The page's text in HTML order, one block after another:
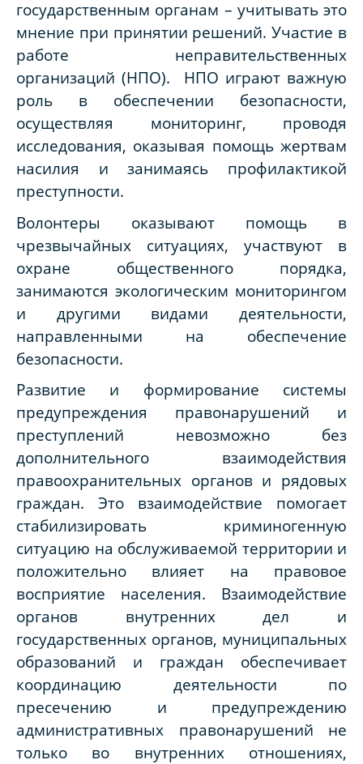
государственным органам – учитывать это
мнение при принятии решений. Участие в
работе неправительственных
организаций (НПО). НПО играют важную
роль в обеспечении безопасности,
осуществляя мониторинг, проводя
исследования, оказывая помощь жертвам
насилия и занимаясь профилактикой
преступности.
Волонтеры оказывают помощь в
чрезвычайных ситуациях, участвуют в
охране общественного порядка,
занимаются экологическим мониторингом
и другими видами деятельности,
направленными на обеспечение
безопасности.
Развитие и формирование системы
предупреждения правонарушений и
преступлений невозможно без
дополнительного взаимодействия
правоохранительных органов и рядовых
граждан. Это взаимодействие помогает
стабилизировать криминогенную
ситуацию на обслуживаемой территории и
положительно влияет на правовое
восприятие населения. Взаимодействие
органов внутренних дел и
государственных органов, муниципальных
образований и граждан обеспечивает
координацию деятельности по
пресечению и предупреждению
административных правонарушений не
только во внутренних отношениях,